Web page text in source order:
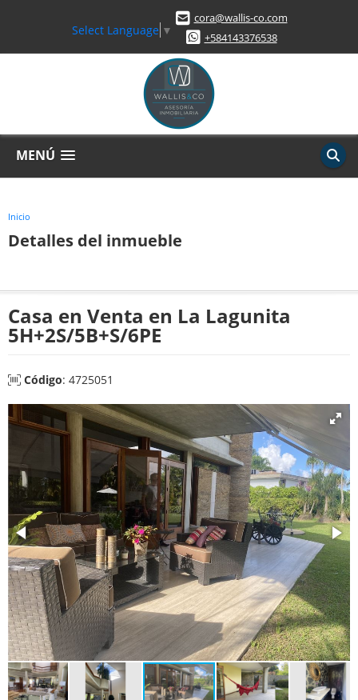
Select Language ▼
cora@wallis-co.com
+584143376538
MENÚ
Inicio
Detalles del inmueble
Casa en Venta en La Lagunita
5H+2S/5B+S/6PE
Código: 4725051